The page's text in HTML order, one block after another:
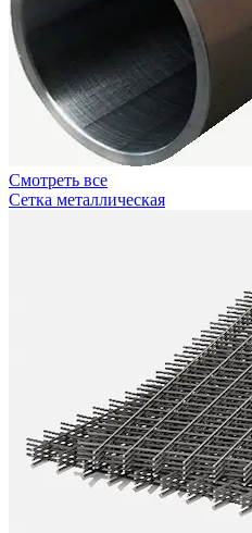
Смотреть все
Сетка металлическая